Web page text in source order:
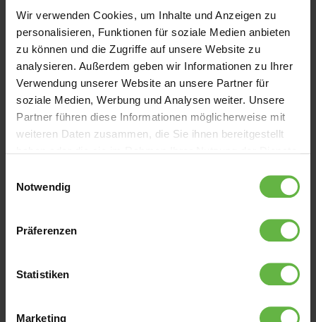
Wir verwenden Cookies, um Inhalte und Anzeigen zu
personalisieren, Funktionen für soziale Medien anbieten
zu können und die Zugriffe auf unsere Website zu
analysieren. Außerdem geben wir Informationen zu Ihrer
Verwendung unserer Website an unsere Partner für
soziale Medien, Werbung und Analysen weiter. Unsere
Partner führen diese Informationen möglicherweise mit
weiteren Daten zusammen, die Sie ihnen bereitgestellt
akzeptieren“ erlaubt uns diese Datenverarbeitung sowie
die Weitergabe an Drittanbieter (auch in Drittländern)
gemäß unserer Datenschutzerklärung. Cookies lassen
sich jederzeit ablehnen oder in den Einstellungen
Notwendig
Präferenzen
Statistiken
Marketing